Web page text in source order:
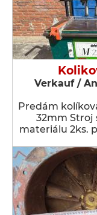
Verkauf /
Predám
32mm Stroj
materiálu 2ks.